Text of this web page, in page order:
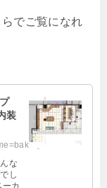
でご覧になれ
装
1
な
し
カ